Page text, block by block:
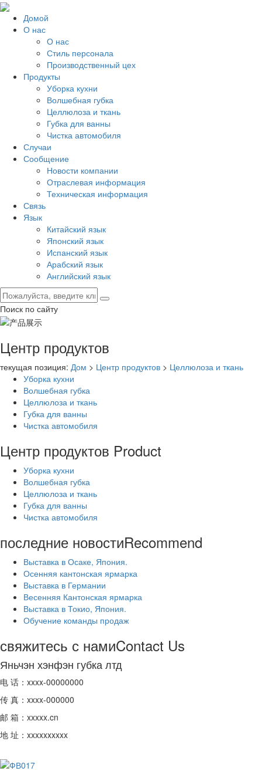
Домой
О нас
О нас
Стиль персонала
Производственный цех
Продукты
Уборка кухни
Волшебная губка
Целлюлоза и ткань
Губка для ванны
Чистка автомобиля
Случаи
Сообщение
Новости компании
Отраслевая информация
Техническая информация
Связь
Язык
Китайский язык
Японский язык
Испанский язык
Арабский язык
Английский язык
Поиск по сайту
Центр продуктов
текущая позиция: Дом > Центр продуктов > Целлюлоза и ткань
Уборка кухни
Волшебная губка
Целлюлоза и ткань
Губка для ванны
Чистка автомобиля
Центр продуктов Product
Уборка кухни
Волшебная губка
Целлюлоза и ткань
Губка для ванны
Чистка автомобиля
последние новостиRecommend
Выставка в Осаке, Япония.
Осенняя кантонская ярмарка
Выставка в Германии
Весенняя Кантонская ярмарка
Выставка в Токио, Япония.
Обучение команды продаж
свяжитесь с намиContact Us
Яньчэн хэнфэн губка лтд
电 话：xxxx-00000000
传 真：xxxx-000000
邮 箱：xxxxx.cn
地 址：xxxxxxxxxx